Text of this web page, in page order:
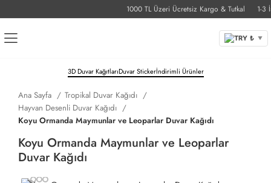
1000 TL Üzeri Ücretsiz Kargo & Tutkal 1-3 İş
TRY ₺ ▼
3D Duvar KağıtlarıDuvar Stickerİndirimli Ürünler
Ana Sayfa
Tropikal Duvar Kağıdı
Hayvan Desenli Duvar Kağıdı
Koyu Ormanda Maymunlar ve Leoparlar Duvar Kağıdı
Koyu Ormanda Maymunlar ve Leoparlar
Duvar Kağıdı